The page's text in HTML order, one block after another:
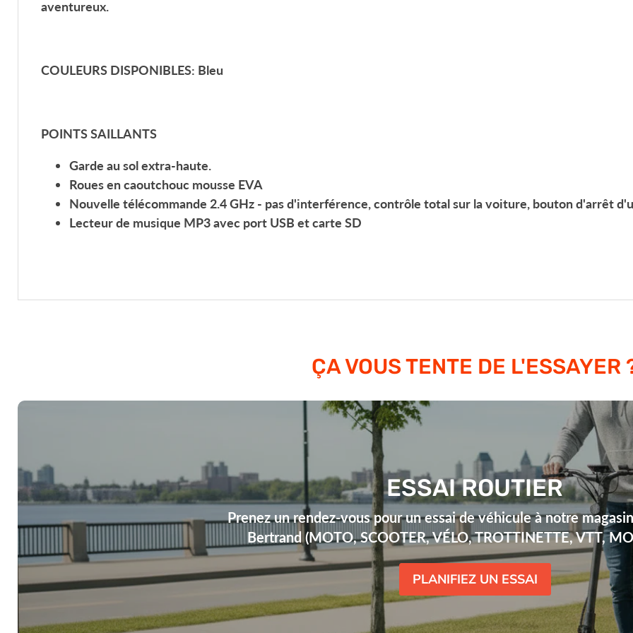
aventureux.
COULEURS DISPONIBLES: Bleu
POINTS SAILLANTS
Garde au sol extra-haute.
Roues encaoutchouc mousse EVA
Nouvelle télécommande 2.4 GHz - pas d'interférence, contrôle total sur la voiture, bouton d'arrêt
Lecteur de musique MP3avec port USB etcarte SD
ÇA VOUS TENTE DE L'ESSAYER
ESSAI ROUTIER
Prenez un rendez-vous pour un essai de véhicule à notre
Bertrand (MOTO, SCOOTER, VÉLO, TROTTINETTE, VTT,
PLANIFIEZ UN ESSAI